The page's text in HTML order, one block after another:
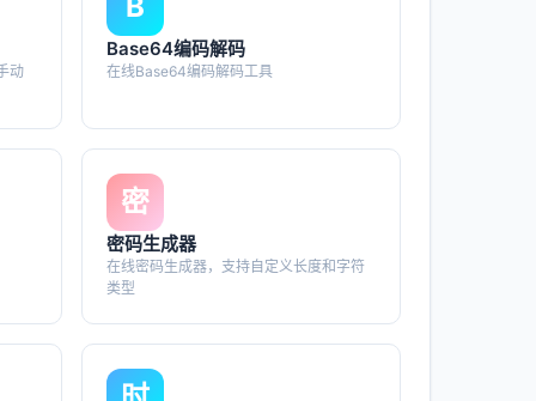
动
Base64编码解码
在线Base64编码解码工具
密
密码生成器
在线密码生成器，支持自定义长度和字符
类型